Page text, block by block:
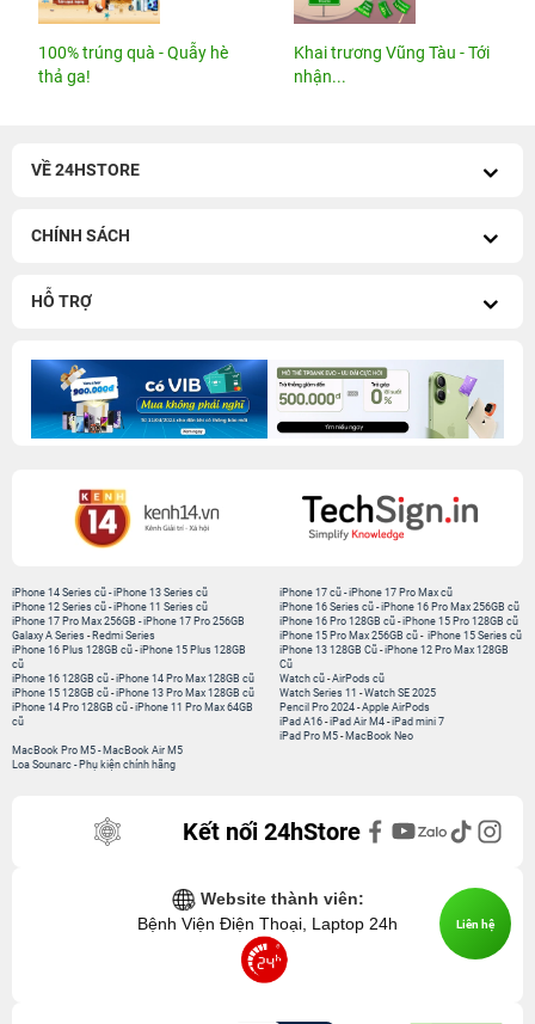
100% trúng quà - Quẫy hè
thả ga!
Khai trương Vũng Tàu - Tới
nhận...
VỀ 24HSTORE
CHÍNH SÁCH
HỖ TRỢ
iPhone 14 Series cũ -iPhone 13 Series cũ
iPhone 12 Series cũ -iPhone 11 Series cũ
iPhone 17 Pro Max 256GB -iPhone 17 Pro 256GB
Galaxy A Series - Redmi Series
iPhone 17 cũ -iPhone 17 Pro Max cũ
iPhone 16 Series cũ - iPhone 16 Pro Max 256GB cũ
iPhone 16 Pro 128GB cũ -iPhone 15 Pro 128GB cũ
iPhone 15 Pro Max 256GB cũ - iPhone 15 Series cũ
iPhone 16 Plus 128GB cũ -iPhone 15 Plus 128GB
cũ
iPhone 16 128GB cũ -iPhone 14 Pro Max 128GB cũ
iPhone 15 128GB cũ -iPhone 13 Pro Max 128GB cũ
iPhone 14 Pro 128GB cũ -iPhone 11 Pro Max 64GB
cũ
iPhone 13 128GB Cũ -iPhone 12 Pro Max 128GB
Cũ
Watch cũ -AirPods cũ
Watch Series 11 -Watch SE 2025
Pencil Pro 2024 -Apple AirPods
iPad A16 -iPad Air M4 -iPad mini 7
iPad Pro M5 - MacBook Neo
MacBook Pro M5 - MacBook Air M5
Loa Sounarc - Phụ kiện chính hãng
Kết nối 24hStore
Website thành viên:
Bệnh Viện Điện Thoại, Laptop 24h
Liên hệ